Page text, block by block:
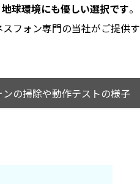
球環境にも優しい選択です。
フォン専門の当社がご提供す
の掃除や動作テストの様子